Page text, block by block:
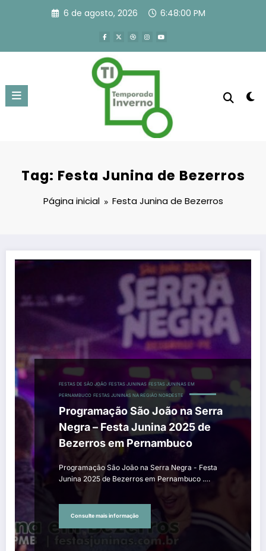
6 de agosto, 2026 6:48:00 PM
Tag: Festa Junina de Bezerros
Página inicial Festa Junina de Bezerros
FESTAS DE SÃO JOÃO FESTAS JUNINAS FESTAS JUNINAS EM
PERNAMBUCO FESTAS JUNINAS NA REGIÃO NORDESTE
Programação São João na Serra
Negra – Festa Junina 2025 de
Bezerros em Pernambuco
Programação São João na Serra Negra - Festa
Junina 2025 de Bezerros em Pernambuco .…
Consulte mais informação